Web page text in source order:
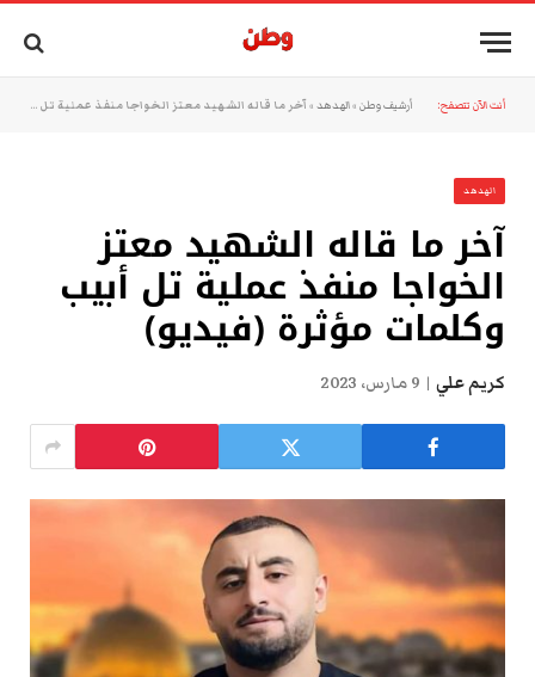
أنت الآن تتصفح: أرشيف وطن »الهدهد » آخر ما قاله الشهيد معتز الخواجا منفذ عملية تل أبيب وكلمات مؤثرة (فيديو)
الهدهد
آخر ما قاله الشهيد معتز
الخواجا منفذ عملية تل أبيب
وكلمات مؤثرة (فيديو)
كريم علي 9 مارس، 2023